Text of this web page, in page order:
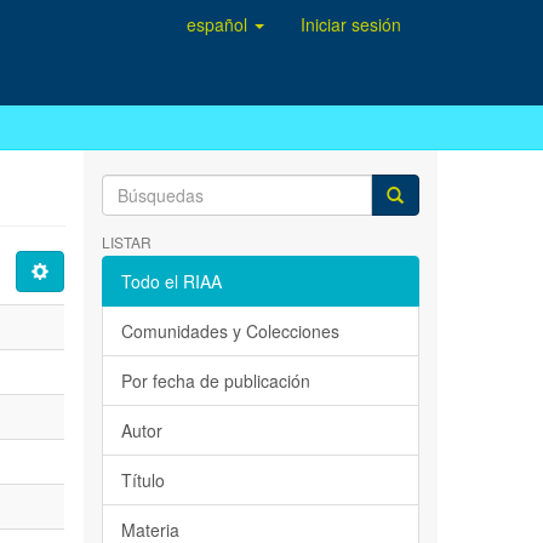
español Iniciar sesión
LISTAR
Todo el RIAA
Comunidades y Colecciones
Por fecha de publicación
Autor
Título
Materia